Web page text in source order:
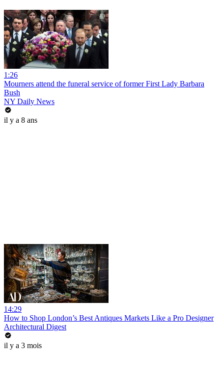
1:26
Mourners attend the funeral service of former First Lady Barbara
Bush
NY Daily News
il y a 8 ans
14:29
How to Shop London’s Best Antiques Markets Like a Pro Designer
Architectural Digest
il y a 3 mois